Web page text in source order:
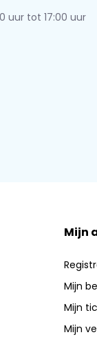
uur tot 17:00 uur
Mijn
Mijn
Mijn
Mijn